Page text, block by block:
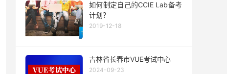
如何制定自己的CCIE Lab备考
计划？
2019-12-18
吉林省长春市VUE考试中心
2024-09-23